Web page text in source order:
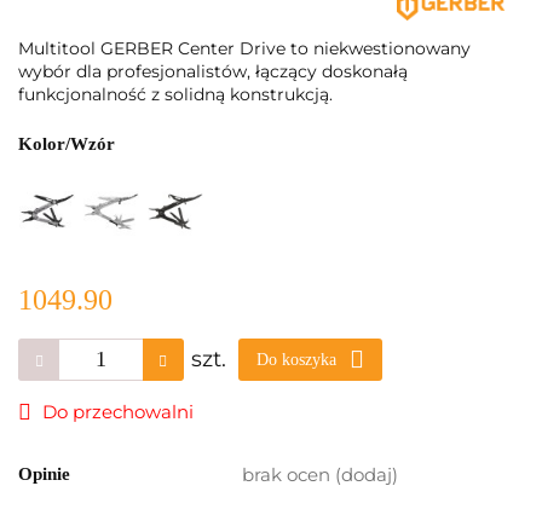
Multitool GERBER Center Drive to niekwestionowany
wybór dla profesjonalistów, łączący doskonałą
funkcjonalność z solidną konstrukcją.
Kolor/Wzór
1049.90
szt. Do koszyka
Do przechowalni
Opinie brak ocen (dodaj)